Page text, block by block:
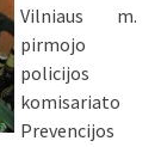
Vilniaus m.
pirmojo
policijos
komisariato
Prevencijos